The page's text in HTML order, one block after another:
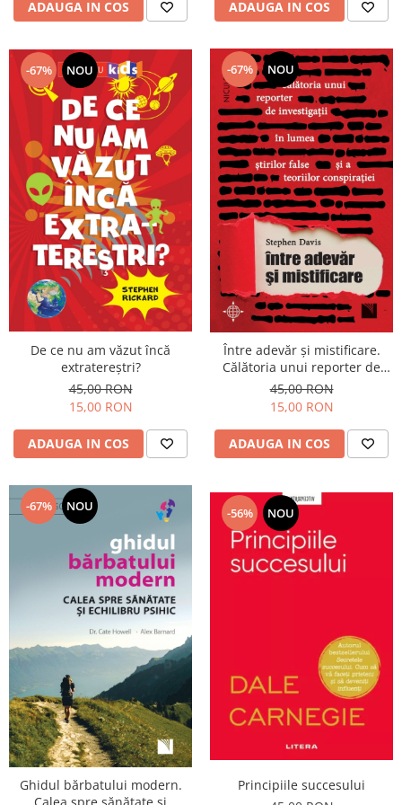
ADAUGA IN COS ADAUGA IN COS
-67% NOU
De ce nu am văzut încă
extratereștri?
45,00 RON
15,00 RON
ADAUGA IN COS
-67% NOU
Între adevăr și mistificare.
Călătoria unui reporter de
investigații în lumea știrilor
false și a teoriilor conspirației.
45,00 RON
15,00 RON
ADAUGA IN COS
-67% NOU
Ghidul bărbatului modern.
-56% NOU
Principiile succesului